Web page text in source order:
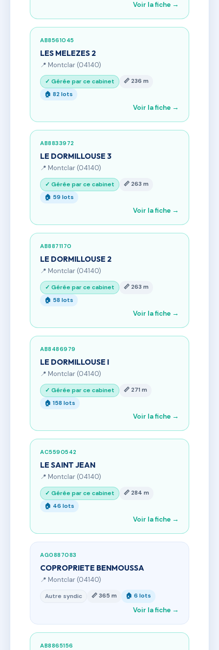
Voir la fiche →
AB8561045
LES MELEZES 2
📍 Montclar (04140)
✓ Gérée par ce cabinet
📏 236 m
🏠 82 lots
Voir la fiche →
AB8833972
LE DORMILLOUSE 3
📍 Montclar (04140)
✓ Gérée par ce cabinet
📏 263 m
🏠 59 lots
Voir la fiche →
AB8871170
LE DORMILLOUSE 2
📍 Montclar (04140)
✓ Gérée par ce cabinet
📏 263 m
🏠 58 lots
Voir la fiche →
AB8486979
LE DORMILLOUSE I
📍 Montclar (04140)
✓ Gérée par ce cabinet
📏 271 m
🏠 158 lots
Voir la fiche →
AC5590542
LE SAINT JEAN
📍 Montclar (04140)
✓ Gérée par ce cabinet
📏 284 m
🏠 46 lots
Voir la fiche →
AG0887083
COPROPRIETE BENMOUSSA
📍 Montclar (04140)
Autre syndic 📏 365 m 🏠 6 lots
Voir la fiche →
AB8865156